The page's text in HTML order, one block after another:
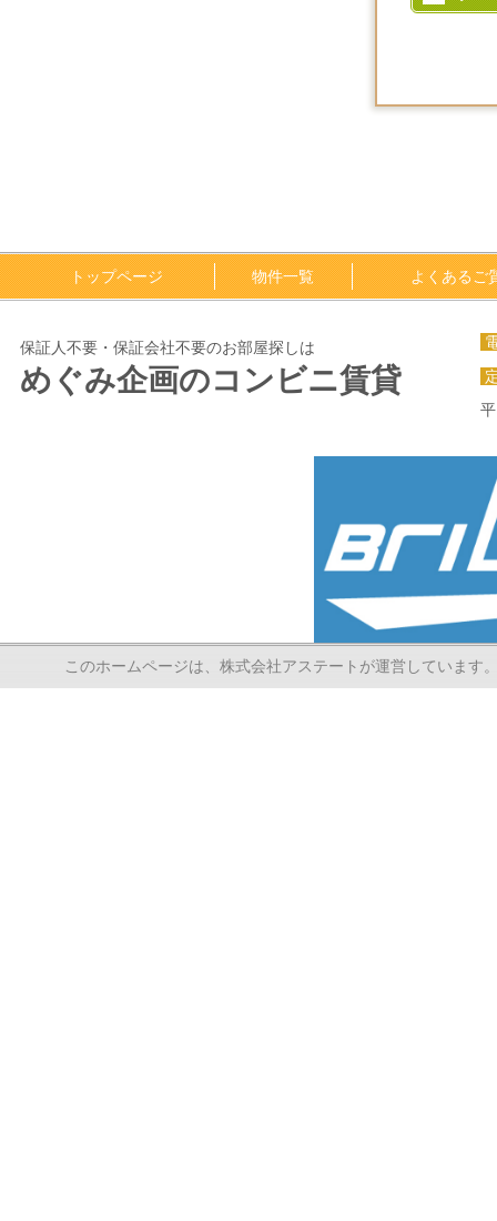
トップページ 物件一覧 よくあるご
保証人不要・保証会社不要のお部屋探しは
めぐみ企画のコンビニ賃貸
このホームページは、株式会社アステートが運営していま